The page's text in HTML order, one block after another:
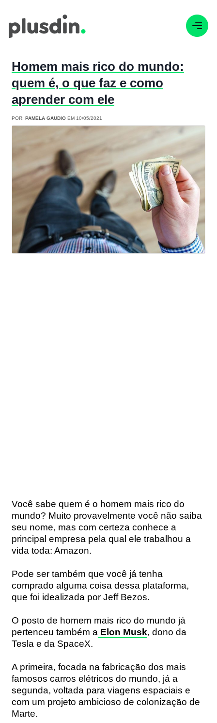
Homem mais rico do mundo:
quem é, o que faz e como
aprender com ele
POR: PAMELA GAUDIO EM 10/05/2021
Você sabe quem é o homem mais rico do
mundo? Muito provavelmente você não saiba
seu nome, mas com certeza conhece a
principal empresa pela qual ele trabalhou a
vida toda: Amazon.
Pode ser também que você já tenha
comprado alguma coisa dessa plataforma,
que foi idealizada por Jeff Bezos.
O posto de homem mais rico do mundo já
pertenceu também a Elon Musk, dono da
Tesla e da SpaceX.
A primeira, focada na fabricação dos mais
famosos carros elétricos do mundo, já a
segunda, voltada para viagens espaciais e
com um projeto ambicioso de colonização de
Marte.